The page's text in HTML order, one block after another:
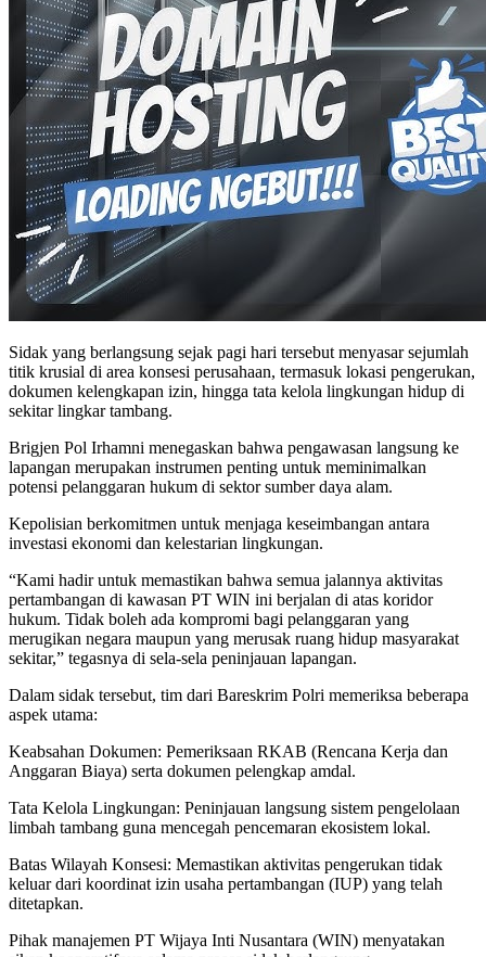
Sidak yang berlangsung sejak pagi hari tersebut menyasar sejumlah
titik krusial di area konsesi perusahaan, termasuk lokasi pengerukan,
dokumen kelengkapan izin, hingga tata kelola lingkungan hidup di
sekitar lingkar tambang.
Brigjen Pol Irhamni menegaskan bahwa pengawasan langsung ke
lapangan merupakan instrumen penting untuk meminimalkan
potensi pelanggaran hukum di sektor sumber daya alam.
Kepolisian berkomitmen untuk menjaga keseimbangan antara
investasi ekonomi dan kelestarian lingkungan.
“Kami hadir untuk memastikan bahwa semua jalannya aktivitas
pertambangan di kawasan PT WIN ini berjalan di atas koridor
hukum. Tidak boleh ada kompromi bagi pelanggaran yang
merugikan negara maupun yang merusak ruang hidup masyarakat
sekitar,” tegasnya di sela-sela peninjauan lapangan.
Dalam sidak tersebut, tim dari Bareskrim Polri memeriksa beberapa
aspek utama:
Keabsahan Dokumen: Pemeriksaan RKAB (Rencana Kerja dan
Anggaran Biaya) serta dokumen pelengkap amdal.
Tata Kelola Lingkungan: Peninjauan langsung sistem pengelolaan
limbah tambang guna mencegah pencemaran ekosistem lokal.
Batas Wilayah Konsesi: Memastikan aktivitas pengerukan tidak
keluar dari koordinat izin usaha pertambangan (IUP) yang telah
ditetapkan.
Pihak manajemen PT Wijaya Inti Nusantara (WIN) menyatakan